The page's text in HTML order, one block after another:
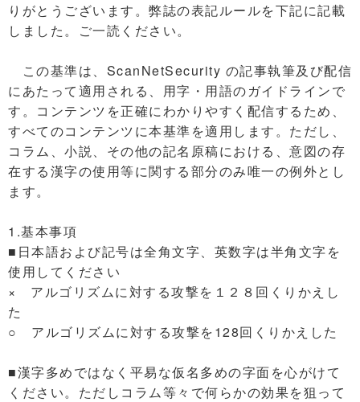
りがとうございます。弊誌の表記ルールを下記に記載
しました。ご一読ください。
この基準は、ScanNetSecurity の記事執筆及び配信
にあたって適用される、用字・用語のガイドラインで
す。コンテンツを正確にわかりやすく配信するため、
すべてのコンテンツに本基準を適用します。ただし、
コラム、小説、その他の記名原稿における、意図の存
在する漢字の使用等に関する部分のみ唯一の例外とし
ます。
1.基本事項
■日本語および記号は全角文字、英数字は半角文字を
使用してください
× アルゴリズムに対する攻撃を１２８回くりかえし
た
○ アルゴリズムに対する攻撃を128回くりかえした
■漢字多めではなく平易な仮名多めの字面を心がけて
ください。ただしコラム等々で何らかの効果を狙って